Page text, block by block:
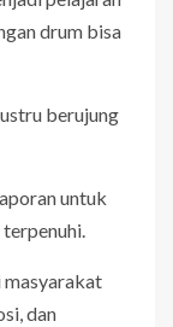
drum bisa
berujung
untuk
masyarakat
dan